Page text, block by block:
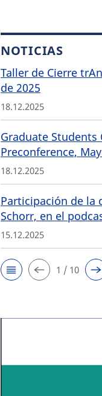
NOTICIAS
Taller de Cierre
de 2025
18.12.2025
Graduate Students
Preconference,
18.12.2025
Participación de la
Schorr, en el
15.12.2025
1 / 10